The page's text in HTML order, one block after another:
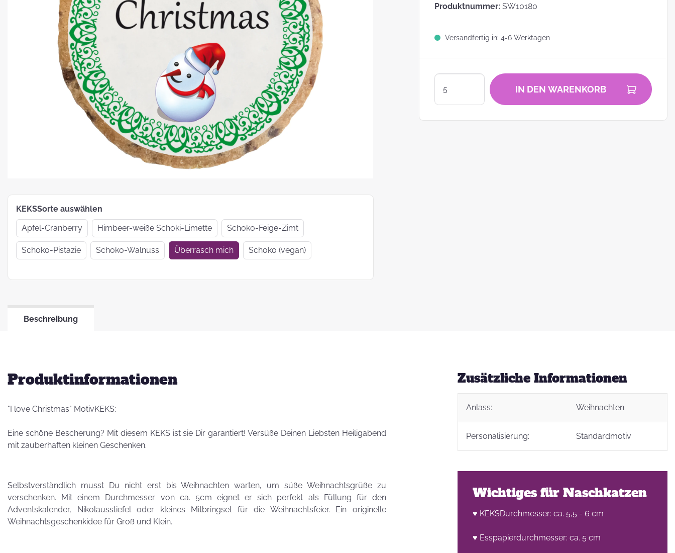
Platz für Plätzchen: 5 Fakten zu
Weihnachtsgebäck
Sind Plätzchen
KEKSE?
Leckere Werbegeschenke zu
How To:
MotivKEKS-
Designer
The struggle is real: Unsere
Verpackungsoptionen
KEKSTeig zum
Wir haben uns
verkrümelt...
Geschenkideen
zur Einschulung
2021
Unternehmen
KEKSIdeen für den
Kindergeburtstag
Produktnummer: SW10180
Versandfertig in: 4-6 Werktagen
IN DEN WARENKORB
KEKSSorte auswählen
Apfel-Cranberry
Himbeer-weiße Schoki-Limette Schoko-Feige-Zimt
Schoko-Pistazie Schoko-Walnuss Überrasch mich Schoko (vegan)
Beschreibung
Produktinformationen
"I love Christmas" MotivKEKS:
Eine schöne Bescherung? Mit diesem KEKS ist sie Dir garantiert! Versüße Deinen Liebsten Heiligabend
mit zauberhaften kleinen Geschenken.
Selbstverständlich musst Du nicht erst bis Weihnachten warten, um süße Weihnachtsgrüße zu
verschenken. Mit einem Durchmesser von ca. 5cm eignet er sich perfekt als Füllung für den
Adventskalender, Nikolausstiefel oder kleines Mitbringsel für die Weihnachtsfeier. Ein originelle
Weihnachtsgeschenkidee für Groß und Klein.
Zusätzliche Informationen
Anlass: Weihnachten
Personalisierung: Standardmotiv
Wichtiges für Naschkatzen
♥ KEKSDurchmesser: ca. 5,5 - 6 cm
♥ Esspapierdurchmesser: ca. 5 cm